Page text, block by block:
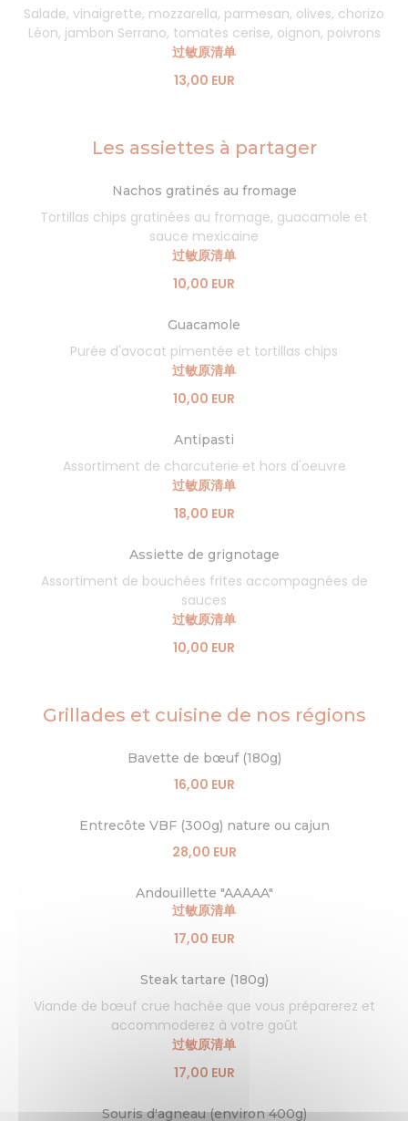
Salade, vinaigrette, mozzarella, parmesan, olives, chorizo
Léon, jambon Serrano, tomates cerise, oignon, poivrons
过敏原清单
13,00 EUR
Les assiettes à partager
Nachos gratinés au fromage
Tortillas chips gratinées au fromage, guacamole et
sauce mexicaine
过敏原清单
10,00 EUR
Guacamole
Purée d'avocat pimentée et tortillas chips
过敏原清单
10,00 EUR
Antipasti
Assortiment de charcuterie et hors d'oeuvre
过敏原清单
18,00 EUR
Assiette de grignotage
Assortiment de bouchées frites accompagnées de
sauces
过敏原清单
10,00 EUR
Grillades et cuisine de nos régions
Bavette de bœuf (180g)
16,00 EUR
Entrecôte VBF (300g) nature ou cajun
28,00 EUR
Andouillette "AAAAA"
过敏原清单
17,00 EUR
Steak tartare (180g)
Viande de bœuf crue hachée que vous préparerez et
accommoderez à votre goût
过敏原清单
17,00 EUR
Souris d'agneau (environ 400g)